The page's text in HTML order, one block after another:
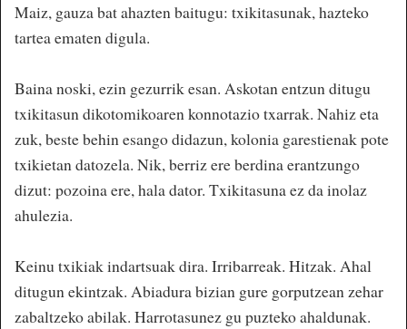
Maiz, gauza bat ahazten baitugu: txikitasunak, hazteko
tartea ematen digula.
Baina noski, ezin gezurrik esan. Askotan entzun ditugu
txikitasun dikotomikoaren konnotazio txarrak. Nahiz eta
zuk, beste behin esango didazun, kolonia garestienak pote
txikietan datozela. Nik, berriz ere berdina erantzungo
dizut: pozoina ere, hala dator. Txikitasuna ez da inolaz
ahulezia.
Keinu txikiak indartsuak dira. Irribarreak. Hitzak. Ahal
ditugun ekintzak. Abiadura bizian gure gorputzean zehar
zabaltzeko abilak. Harrotasunez gu puzteko ahaldunak.